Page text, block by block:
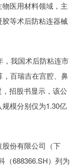
医用材料领域，主
等术后防粘连器械
我国术后防粘连市
百瑞吉在宫腔、鼻
招股书显示，该公
模分别仅为1.30亿
份有限公司（下
（688366.SH）列为